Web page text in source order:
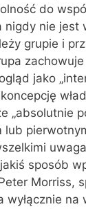
do
nigdy nie jest
grupie i
zachowuje
jako
„absolutnie
lub
sposób
Morriss,
wyłącznie na